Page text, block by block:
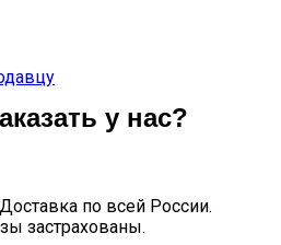
у нас?
по всей России.
застрахованы.